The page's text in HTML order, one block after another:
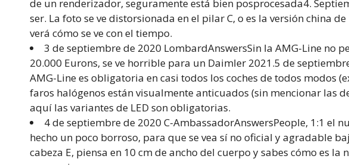
de un renderizador, seguramente está bien posprocesada4.
ser. La foto se ve distorsionada en el pilar C, o es la versión china
verá cómo se ve con el tiempo.
3 de septiembre de 2020 LombardAnswersSin la AMG-Line no
20.000 Eurons, se ve horrible para un Daimler 2021.5 de
AMG-Line es obligatoria en casi todos los coches de todos modos
faros halógenos están visualmente anticuados (sin mencionar las
aquí las variantes de LED son obligatorias.
4 de septiembre de 2020 C-AmbassadorAnswersPeople, 1:1 el
hecho un poco borroso, para que se vea sí no oficial y agradable
cabeza E, piensa en 10 cm de ancho del cuerpo y sabes cómo es la